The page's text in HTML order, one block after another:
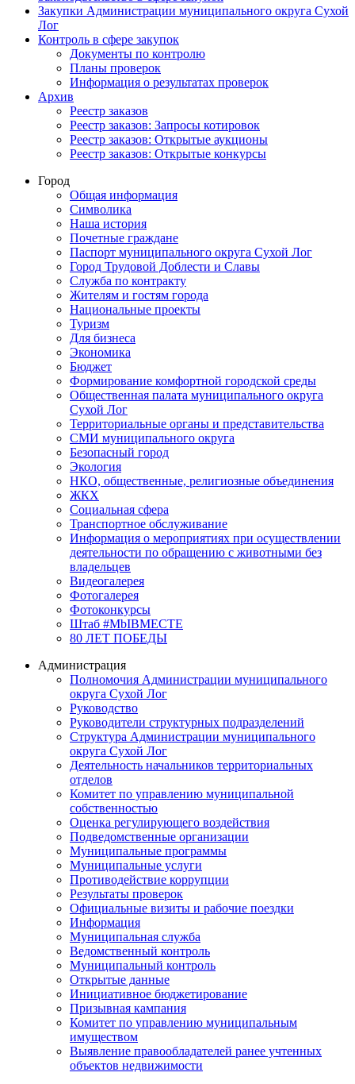
Закупки Администрации муниципального округа Сухой
Лог
Контроль в сфере закупок
Документы по контролю
Планы проверок
Информация о результатах проверок
Архив
Реестр заказов
Реестр заказов: Запросы котировок
Реестр заказов: Открытые аукционы
Реестр заказов: Открытые конкурсы
Город
Общая информация
Символика
Наша история
Почетные граждане
Паспорт муниципального округа Сухой Лог
Город Трудовой Доблести и Славы
Служба по контракту
Жителям и гостям города
Национальные проекты
Туризм
Для бизнеса
Экономика
Бюджет
Формирование комфортной городской среды
Общественная палата муниципального округа
Сухой Лог
Территориальные органы и представительства
СМИ муниципального округа
Безопасный город
Экология
НКО, общественные, религиозные объединения
ЖКХ
Социальная сфера
Транспортное обслуживание
Информация о мероприятиях при осуществлении
деятельности по обращению с животными без
владельцев
Видеогалерея
Фотогалерея
Фотоконкурсы
Штаб #MbIBMECTE
80 ЛЕТ ПОБЕДЫ
Администрация
Полномочия Администрации муниципального
округа Сухой Лог
Руководство
Руководители структурных подразделений
Структура Администрации муниципального
округа Сухой Лог
Деятельность начальников территориальных
отделов
Комитет по управлению муниципальной
собственностью
Оценка регулирующего воздействия
Подведомственные организации
Муниципальные программы
Муниципальные услуги
Противодействие коррупции
Результаты проверок
Официальные визиты и рабочие поездки
Информация
Муниципальная служба
Ведомственный контроль
Муниципальный контроль
Открытые данные
Инициативное бюджетирование
Призывная кампания
Комитет по управлению муниципальным
имуществом
Выявление правообладателей ранее учтенных
объектов недвижимости